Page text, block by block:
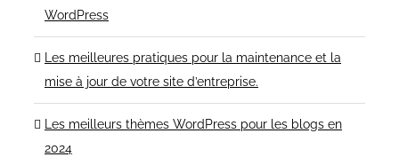
WordPress
Les meilleures pratiques pour la maintenance et la
mise à jour de votre site d’entreprise.
Les meilleurs thèmes WordPress pour les blogs en
2024